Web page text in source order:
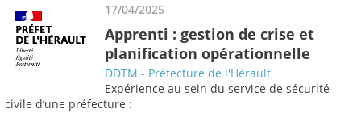
17/04/2025
Apprenti : gestion de crise et
planification opérationnelle
DDTM - Préfecture de l'Hérault
Expérience au sein du service de sécurité
civile d’une préfecture :